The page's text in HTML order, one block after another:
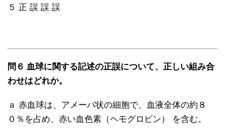
５ 正 誤 誤 誤
問６ 血球に関する記述の正誤について、正しい組み合
わせはどれか。
ａ 赤血球は、アメーバ状の細胞で、血液全体の約８
０％を占め、赤い血色素（ヘモグロビン） を含む。